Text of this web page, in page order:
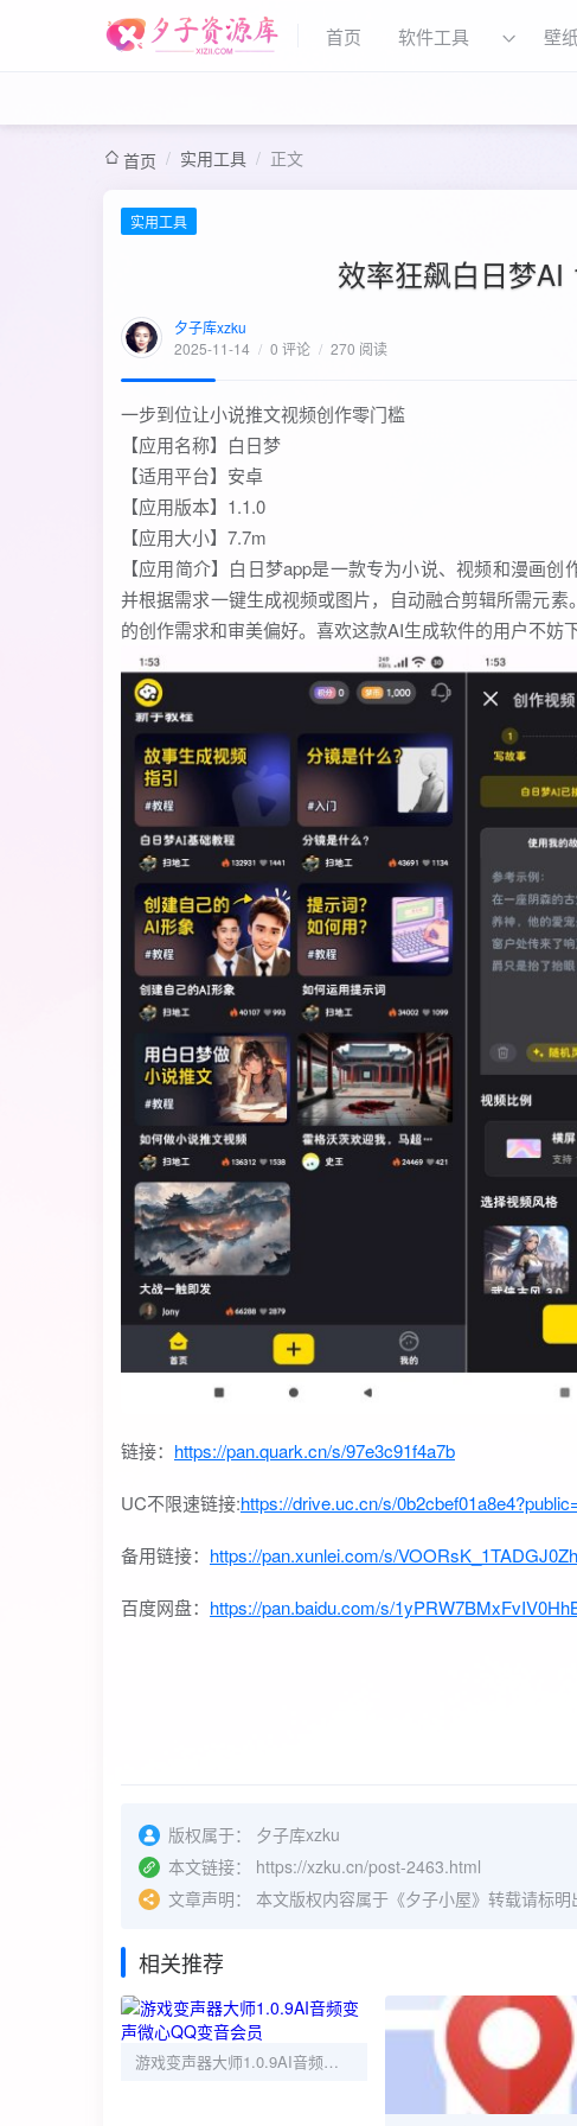
首页 软件工具 壁
首页 / 实用工具 / 正文
实用工具
效率狂飙白日梦AI
夕子库xzku
2025-11-14 / 0 评论 / 270 阅读
一步到位让小说推文视频创作零门槛
【应用名称】白日梦
【适用平台】安卓
【应用版本】1.1.0
【应用大小】7.7m
【应用简介】白日梦app是一款专为小说、视频和漫画
并根据需求一键生成视频或图片，自动融合剪辑所需元
的创作需求和审美偏好。喜欢这款AI生成软件的用户不妨
链接： https://pan.quark.cn/s/97e3c91f4a7b
UC不限速链接:https://drive.uc.cn/s/
备用链接： https://pan.xunlei.com/s/
百度网盘： https://pan.baidu.com/s/
版权属于：
夕子库xzku
本文链接：
https://xzku.cn/post-2463.html
文章声明：
本文版权内容属于《夕子小屋》转载请标明
相关推荐
游戏变声器大师1.0.9AI音频变声微心QQ变音会员